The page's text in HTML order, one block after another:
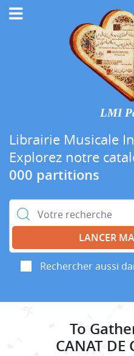
LMI
Librairie Musicale
Explorez notre
000 partitions
Rechercher :
Rechercher aussi
To
CANAT DE